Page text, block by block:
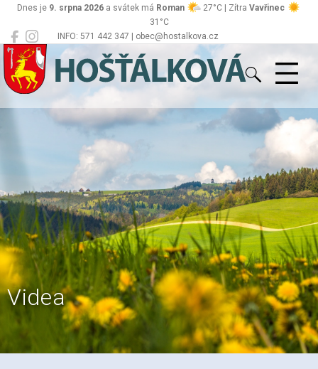
INFO: 571 442 347 | obec@hostalkova.cz
Dnes je 9. srpna 2026 a svátek má Roman 27°C | Zítra Vavřinec
31°C
Hošťálková
Videa